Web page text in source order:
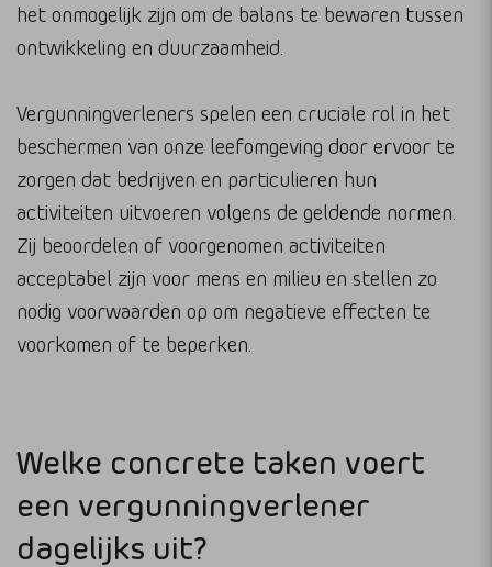
het onmogelijk zijn om de balans te bewaren tussen
ontwikkeling en duurzaamheid.
Vergunningverleners spelen een cruciale rol in het
beschermen van onze leefomgeving door ervoor te
zorgen dat bedrijven en particulieren hun
activiteiten uitvoeren volgens de geldende normen.
Zij beoordelen of voorgenomen activiteiten
acceptabel zijn voor mens en milieu en stellen zo
nodig voorwaarden op om negatieve effecten te
voorkomen of te beperken.
Welke concrete taken voert
een vergunningverlener
dagelijks uit?